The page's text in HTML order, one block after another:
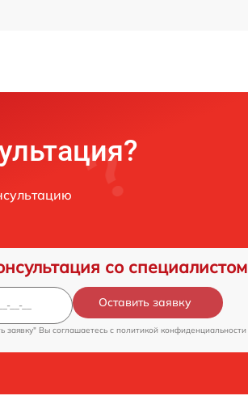
со специалистом
Оставить заявку
заявку" Вы соглашаетесь c политикой конфиденциальности